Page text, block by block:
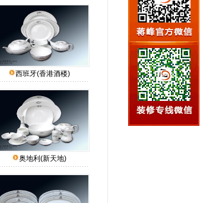
西班牙(香港酒楼)
奥地利(新天地)